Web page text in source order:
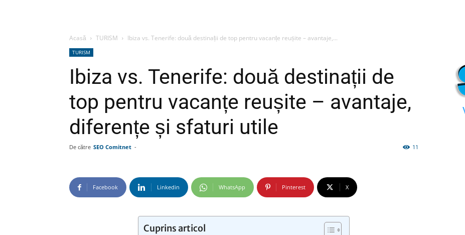
comunicate
Acasă TURISM Ibiza vs. Tenerife: două destinații de top pentru vacanțe reușite – avantaje,...
TURISM
Ibiza vs. Tenerife: două destinații de
top pentru vacanțe reușite – avantaje,
diferențe și sfaturi utile
De către SEO Comitnet - 11
Facebook Linkedin WhatsApp Pinterest X
Cuprins articol